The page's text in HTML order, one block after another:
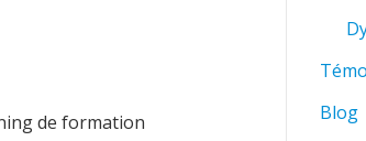
de formation
Blog